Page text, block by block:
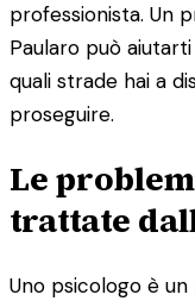
professionista. Un
Paularo può
quali strade hai a
proseguire.
Le
trattate
Uno psicologo è